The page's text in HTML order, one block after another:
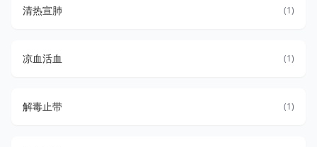
清热宣肺 (1)
凉血活血 (1)
解毒止带 (1)